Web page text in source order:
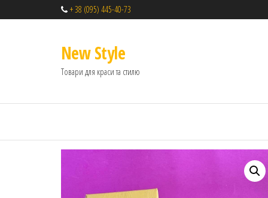
+ 38 (095) 445-40-73
New Style
Товари для краси та стилю